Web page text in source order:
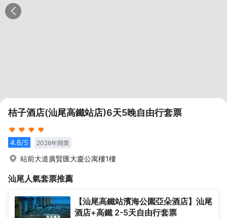
桔子酒店(汕尾高鐵站店)6天5晚自由行套票
4.6/5 2026年開業
站前大道廣賢匯大廈公寓樓1樓
汕尾人氣套票推薦
【汕尾高鐵站濱海公園亞朵酒店】汕尾
酒店+高鐵 2-5天自由行套票